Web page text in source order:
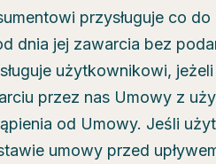
przysługuje co
dnia jej zawarcia bez
użytkownikowi,
przez nas Umowy z
od Umowy. Jeśli
umowy przed